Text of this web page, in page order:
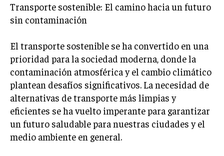
NEWS
Transporte sostenible: El camino hacia un futuro
sin contaminación
El transporte sostenible se ha convertido en una
prioridad para la sociedad moderna, donde la
contaminación atmosférica y el cambio climático
plantean desafíos significativos. La necesidad de
alternativas de transporte más limpias y
eficientes se ha vuelto imperante para garantizar
un futuro saludable para nuestras ciudades y el
medio ambiente en general.